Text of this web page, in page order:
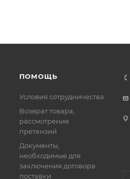
ПОМОЩЬ
Условия сотрудничества
Возврат товара,
рассмотрение
претензий
Документы,
необходимые для
заключения договора
поставки